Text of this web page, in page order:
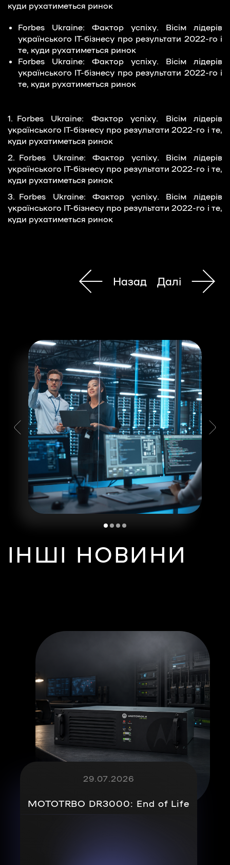
куди рухатиметься ринок
Forbes Ukraine: Фактор успіху. Вісім лідерів
українського ІТ-бізнесу про результати 2022-го і
те, куди рухатиметься ринок
Forbes Ukraine: Фактор успіху. Вісім лідерів
українського ІТ-бізнесу про результати 2022-го і
те, куди рухатиметься ринок
Forbes Ukraine: Фактор успіху. Вісім лідерів
українського ІТ-бізнесу про результати 2022-го і те,
куди рухатиметься ринок
Forbes Ukraine: Фактор успіху. Вісім лідерів
українського ІТ-бізнесу про результати 2022-го і те,
куди рухатиметься ринок
Forbes Ukraine: Фактор успіху. Вісім лідерів
українського ІТ-бізнесу про результати 2022-го і те,
куди рухатиметься ринок
Назад Далі
ІНШІ НОВИНИ
29.07.2026
MOTOTRBO DR3000: End of Life